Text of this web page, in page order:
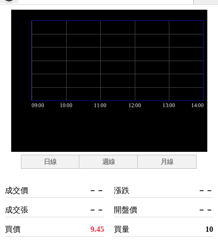
日線 週線 月線
成交價 －－
成交張 －－
買價 9.45
漲跌 －－
開盤價 －－
買量 10